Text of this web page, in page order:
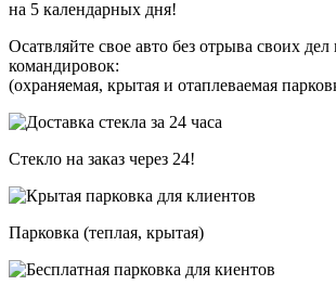
на 5 календарных дня!
Осатвляйте свое авто без отрыва своих дел
командировок:
(охраняемая, крытая и отаплеваемая
Стекло на заказ через 24!
Парковка (теплая, крытая)